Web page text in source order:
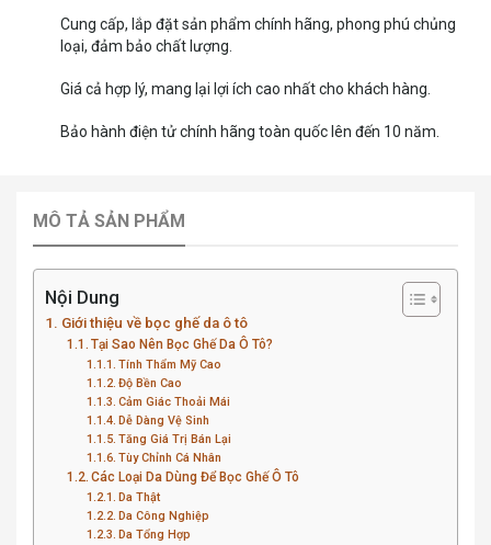
Cung cấp, lắp đặt sản phẩm chính hãng, phong phú chủng
loại, đảm bảo chất lượng.
Giá cả hợp lý, mang lại lợi ích cao nhất cho khách hàng.
Bảo hành điện tử chính hãng toàn quốc lên đến 10 năm.
MÔ TẢ SẢN PHẨM
Nội Dung
Giới thiệu về bọc ghế da ô tô
Tại Sao Nên Bọc Ghế Da Ô Tô?
Tính Thẩm Mỹ Cao
Độ Bền Cao
Cảm Giác Thoải Mái
Dễ Dàng Vệ Sinh
Tăng Giá Trị Bán Lại
Tùy Chỉnh Cá Nhân
Các Loại Da Dùng Để Bọc Ghế Ô Tô
Da Thật
Da Công Nghiệp
Da Tổng Hợp